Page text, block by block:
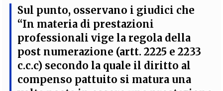
Sul punto, osservano i giudici che
“In materia di prestazioni
professionali vige la regola della
post numerazione (artt. 2225 e 2233
c.c.c) secondo la quale il diritto al
compenso pattuito si matura una